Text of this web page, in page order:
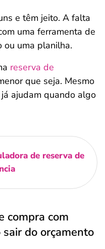
e têm jeito. A falta
uma ferramenta de
ou uma planilha.
reserva de
que seja. Mesmo
ajudam quando algo
de reserva de
compra com
do orçamento